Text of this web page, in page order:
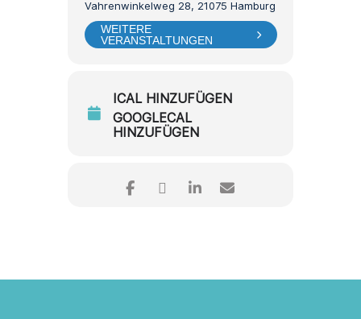
Vahrenwinkelweg 28, 21075 Hamburg
WEITERE
VERANSTALTUNGEN
ICAL HINZUFÜGEN
GOOGLECAL
HINZUFÜGEN